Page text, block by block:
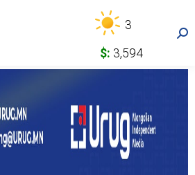
3
$: 3,594